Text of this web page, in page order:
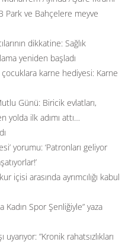
Park ve Bahçelere meyve
dikkatine: Sağlık
yeniden başladı
karne hediyesi: Karne
Günü: Biricik evlatları,
yolda ilk adımı attı…
yorumu: ‘Patronları geliyor
içisi arasında ayrımcılığı kabul
Kadın Spor Şenliğiyle” yaza
uyarıyor: ”Kronik rahatsızlıkları